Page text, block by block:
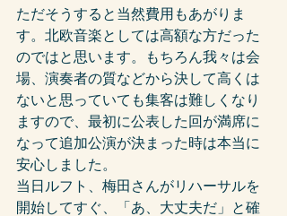
ただそうすると当然費用もあがりま
す。北欧音楽としては高額な方だった
のではと思います。もちろん我々は会
場、演奏者の質などから決して高くは
ないと思っていても集客は難しくなり
ますので、最初に公表した回が満席に
なって追加公演が決まった時は本当に
安心しました。
当日ルフト、梅田さんがリハーサルを
開始してすぐ、「あ、大丈夫だ」と確